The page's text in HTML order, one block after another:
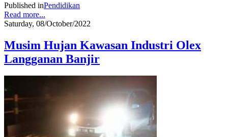
Published inPendidikan
Read more...
Saturday, 08/October/2022
Musim Hujan Kawasan Industri Olex
Langganan Banjir